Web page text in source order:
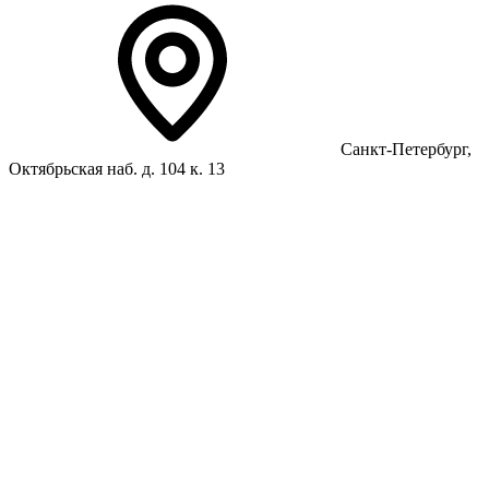
Санкт-Петербург,
Октябрьская наб. д. 104 к. 13